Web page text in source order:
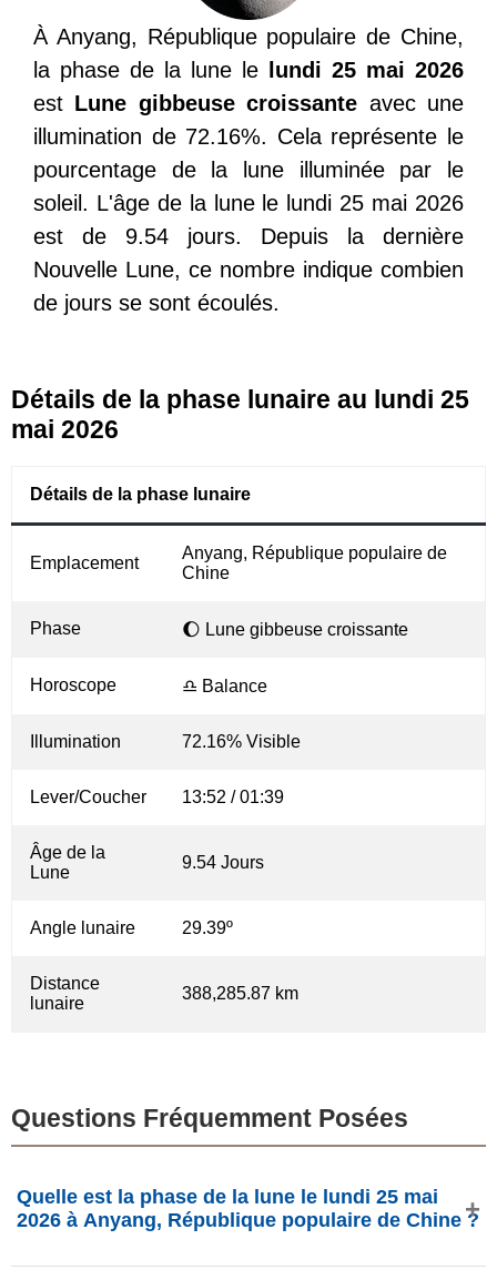
À Anyang, République populaire de Chine,
la phase de la lune le
lundi 25 mai 2026
est Lune gibbeuse croissante avec une
illumination de 72.16%. Cela représente le
pourcentage de la lune illuminée par le
soleil. L'âge de la lune le lundi 25 mai 2026
est de 9.54 jours. Depuis la dernière
Nouvelle Lune, ce nombre indique combien
de jours se sont écoulés.
Détails de la phase lunaire au lundi 25
mai 2026
Détails de la phase lunaire
Emplacement
Anyang, République populaire de
Chine
Phase 🌔 Lune gibbeuse croissante
Horoscope ♎ Balance
Illumination 72.16% Visible
Lever/Coucher 13:52 / 01:39
Âge de la
Lune
9.54 Jours
Angle lunaire 29.39º
Distance
lunaire
388,285.87 km
Questions Fréquemment Posées
Quelle est la phase de la lune le lundi 25 mai
2026 à Anyang, République populaire de Chine ?